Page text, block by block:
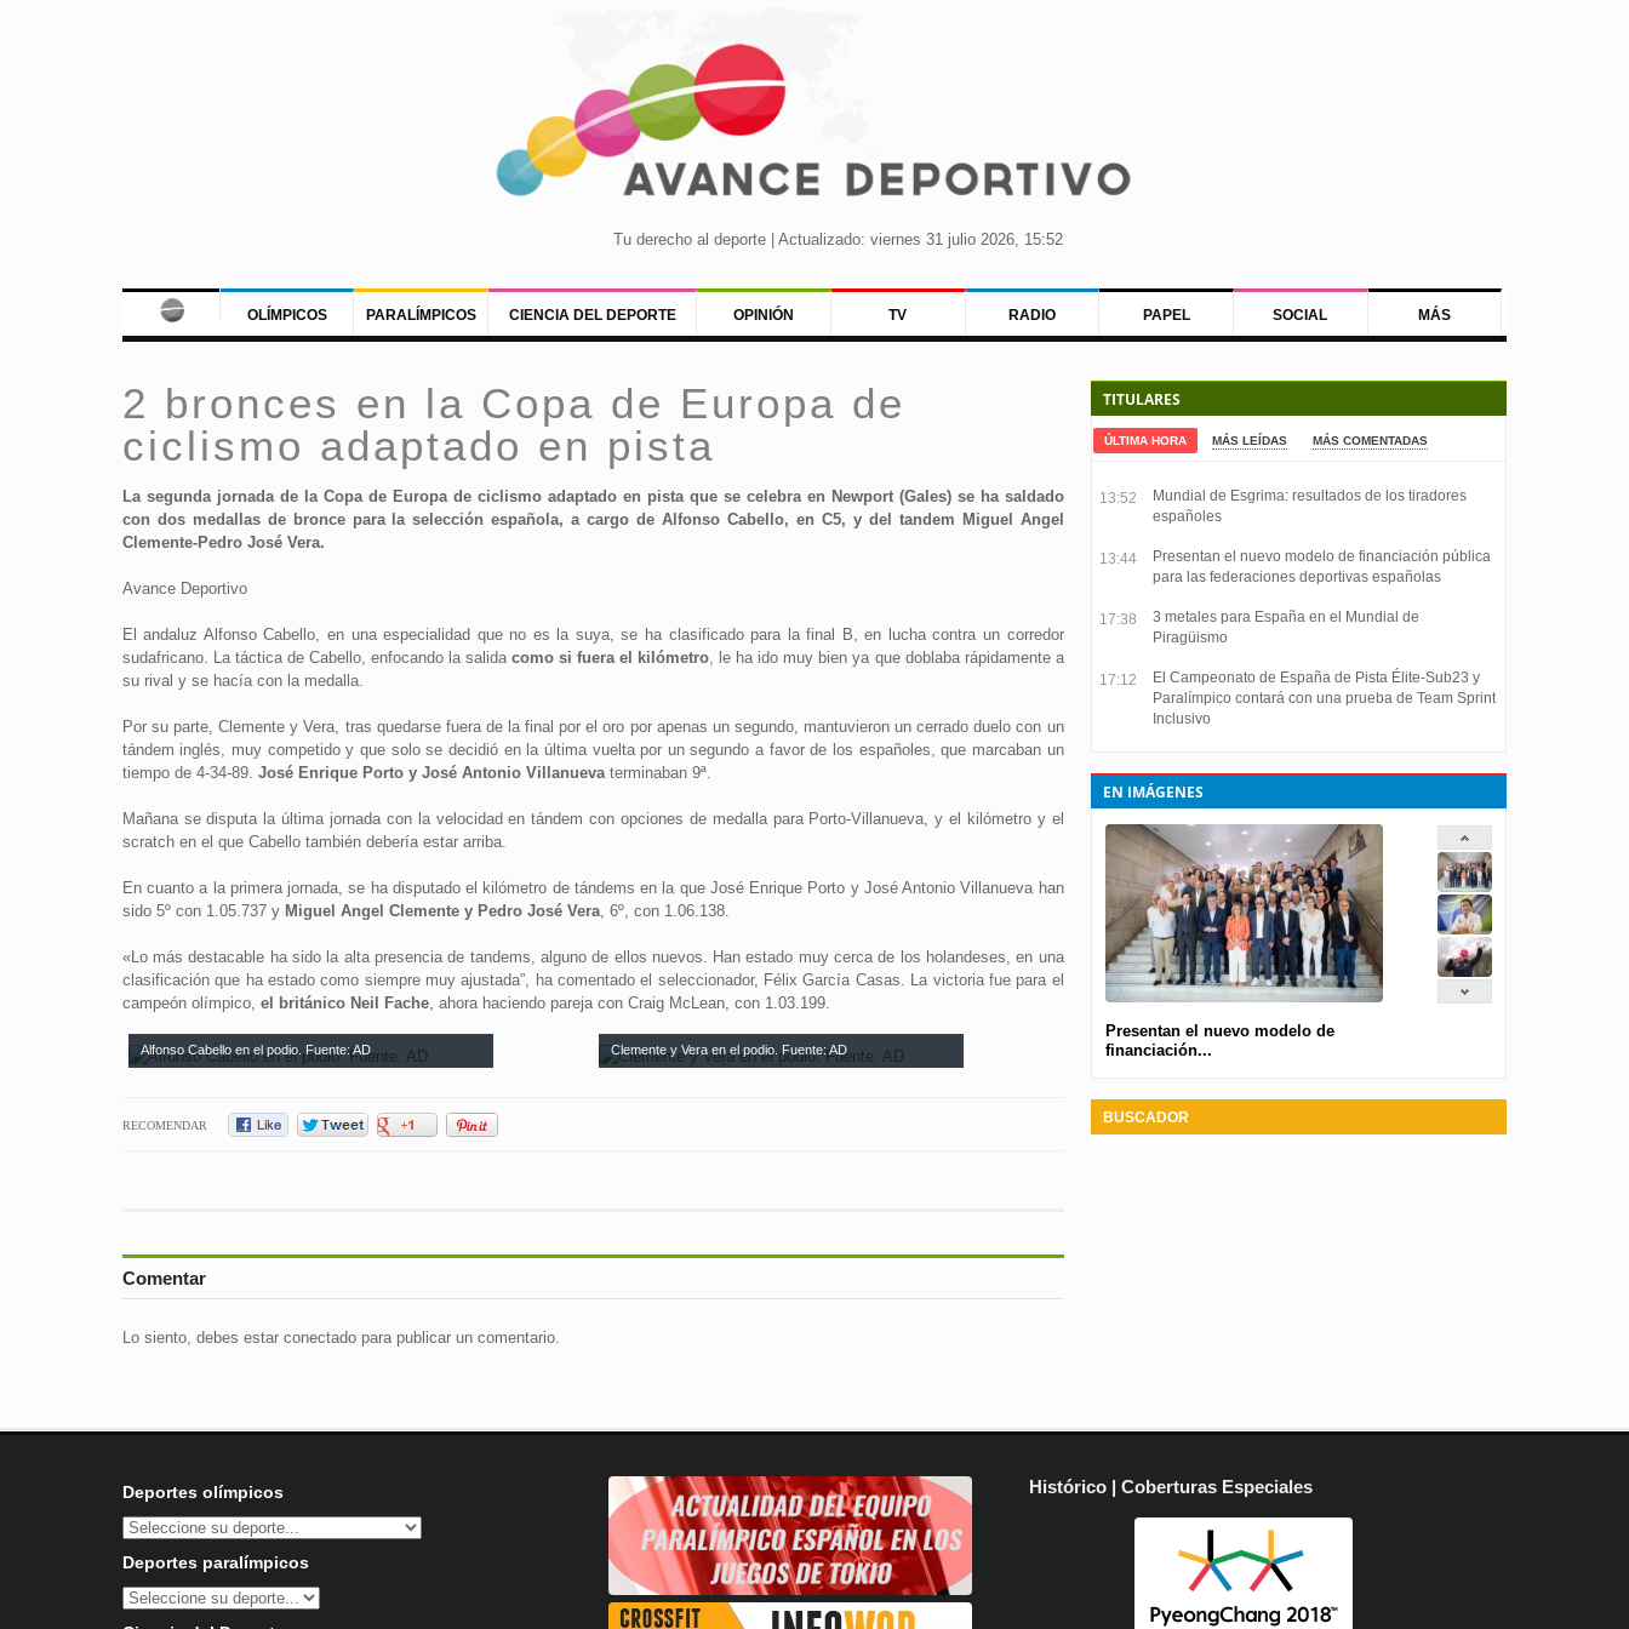
Tu derecho al deporte | Actualizado: viernes 31 julio 2026, 15:52
OLÍMPICOS PARALÍMPICOS CIENCIA DEL DEPORTE OPINIÓN TV RADIO PAPEL SOCIAL MÁS
2 bronces en la Copa de Europa de
ciclismo adaptado en pista
La segunda jornada de la Copa de Europa de ciclismo adaptado en pista que se celebra en Newport (Gales) se ha saldado
con dos medallas de bronce para la selección española, a cargo de Alfonso Cabello, en C5, y del tandem Miguel Angel
Clemente-Pedro José Vera.
Avance Deportivo
El andaluz Alfonso Cabello, en una especialidad que no es la suya, se ha clasificado para la final B, en lucha contra un corredor
sudafricano. La táctica de Cabello, enfocando la salidacomo si fuera el kilómetro, le ha ido muy bien ya que doblaba rápidamente a
su rival y se hacía con la medalla.
Por su parte, Clemente y Vera, tras quedarse fuera de la final por el oro por apenas un segundo, mantuvieron un cerrado duelo con un
tándem inglés, muy competido y que solo se decidió en la última vuelta por un segundo a favor de los españoles, que marcaban un
tiempo de 4-34-89. José Enrique Porto y José Antonio Villanuevaterminaban 9ª.
Mañana se disputa la última jornada con la velocidad en tándem con opciones de medalla para Porto-Villanueva, y el kilómetro y el
scratch en el que Cabello también debería estar arriba.
En cuanto a la primera jornada, se ha disputado el kilómetro de tándems en la que José Enrique Porto y José Antonio Villanueva han
sido 5º con 1.05.737 y Miguel Angel Clemente y Pedro José Vera, 6º, con 1.06.138.
«Lo más destacable ha sido la alta presencia de tandems, alguno de ellos nuevos. Han estado muy cerca de los holandeses, en una
clasificación que ha estado como siempre muy ajustada”, ha comentado el seleccionador, Félix García Casas. La victoria fue para el
campeón olímpico, el británico Neil Fache, ahora haciendo pareja con Craig McLean, con 1.03.199.
Alfonso Cabello en el podio. Fuente: AD Clemente y Vera en el podio. Fuente: AD
RECOMENDAR
Comentar
Lo siento, debes estar conectadopara publicar un comentario.
TITULARES
ÚLTIMA HORA MÁS LEÍDAS MÁS COMENTADAS
13:52
Mundial de Esgrima: resultados de los tiradores
españoles
13:44
Presentan el nuevo modelo de financiación pública
para las federaciones deportivas españolas
17:38
3 metales para España en el Mundial de
Piragüismo
17:12
El Campeonato de España de Pista Élite-Sub23 y
Paralímpico contará con una prueba de Team Sprint
Inclusivo
EN IMÁGENES
Presentan el nuevo modelo de
financiación...
BUSCADOR
Deportes olímpicos
Deportes paralímpicos
Histórico | Coberturas Especiales